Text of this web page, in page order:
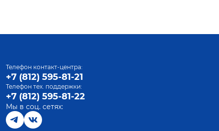
Телефон контакт-центра:
+7 (812) 595-81-21
Телефон тех. поддержки:
+7 (812) 595-81-22
Мы в соц. сетях: